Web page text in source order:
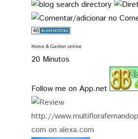
Home & Garden online
20 Minutos
Follow me on App.net